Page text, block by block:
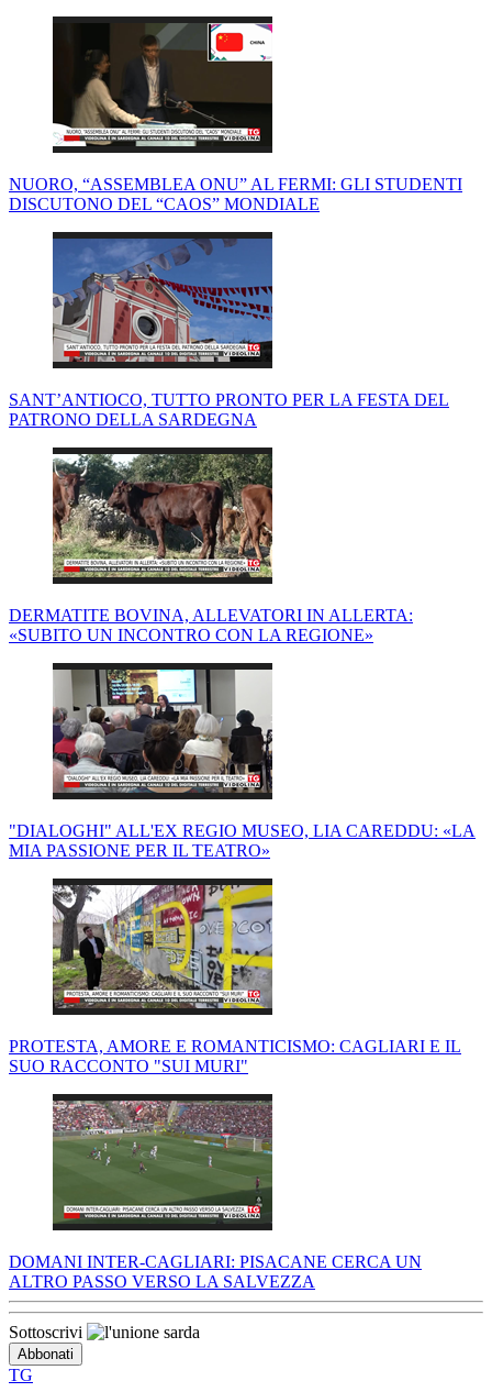
NUORO, “ASSEMBLEA ONU” AL FERMI: GLI STUDENTI
DISCUTONO DEL “CAOS” MONDIALE
SANT’ANTIOCO, TUTTO PRONTO PER LA FESTA DEL
PATRONO DELLA SARDEGNA
DERMATITE BOVINA, ALLEVATORI IN ALLERTA:
«SUBITO UN INCONTRO CON LA REGIONE»
"DIALOGHI" ALL'EX REGIO MUSEO, LIA CAREDDU: «LA
MIA PASSIONE PER IL TEATRO»
PROTESTA, AMORE E ROMANTICISMO: CAGLIARI E IL
SUO RACCONTO "SUI MURI"
DOMANI INTER-CAGLIARI: PISACANE CERCA UN
ALTRO PASSO VERSO LA SALVEZZA
Sottoscrivi
TG